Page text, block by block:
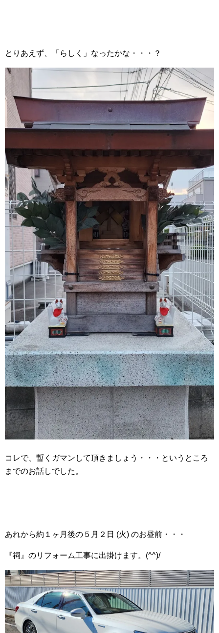
とりあえず、「らしく」なったかな・・・？
コレで、暫くガマンして頂きましょう・・・というところ
までのお話しでした。
あれから約１ヶ月後の５月２日 (火) のお昼前・・・
『祠』のリフォーム工事に出掛けます。(^^)/